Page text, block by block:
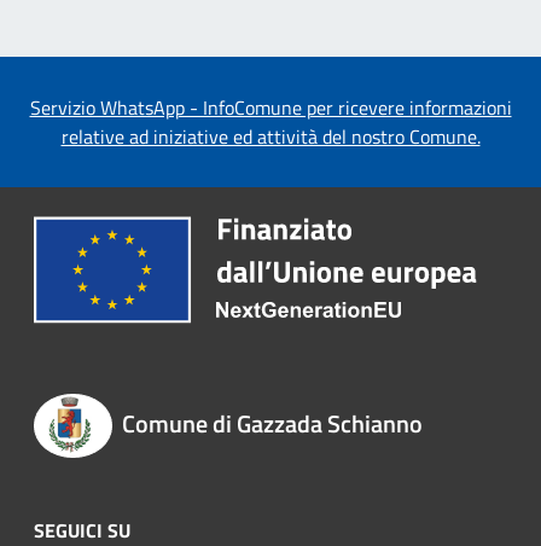
Servizio WhatsApp - InfoComune per ricevere informazioni
relative ad iniziative ed attività del nostro Comune.
Comune di Gazzada Schianno
SEGUICI SU